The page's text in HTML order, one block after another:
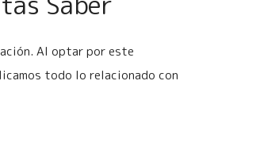
Al optar por este
todo lo relacionado con